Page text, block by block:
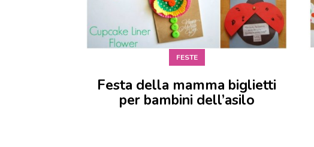
FESTE
Festa della mamma biglietti
per bambini dell’asilo